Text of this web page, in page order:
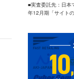
■実査委託先：日本
年12月期「サイト